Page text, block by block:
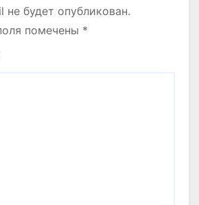
не будет опубликован.
помечены *